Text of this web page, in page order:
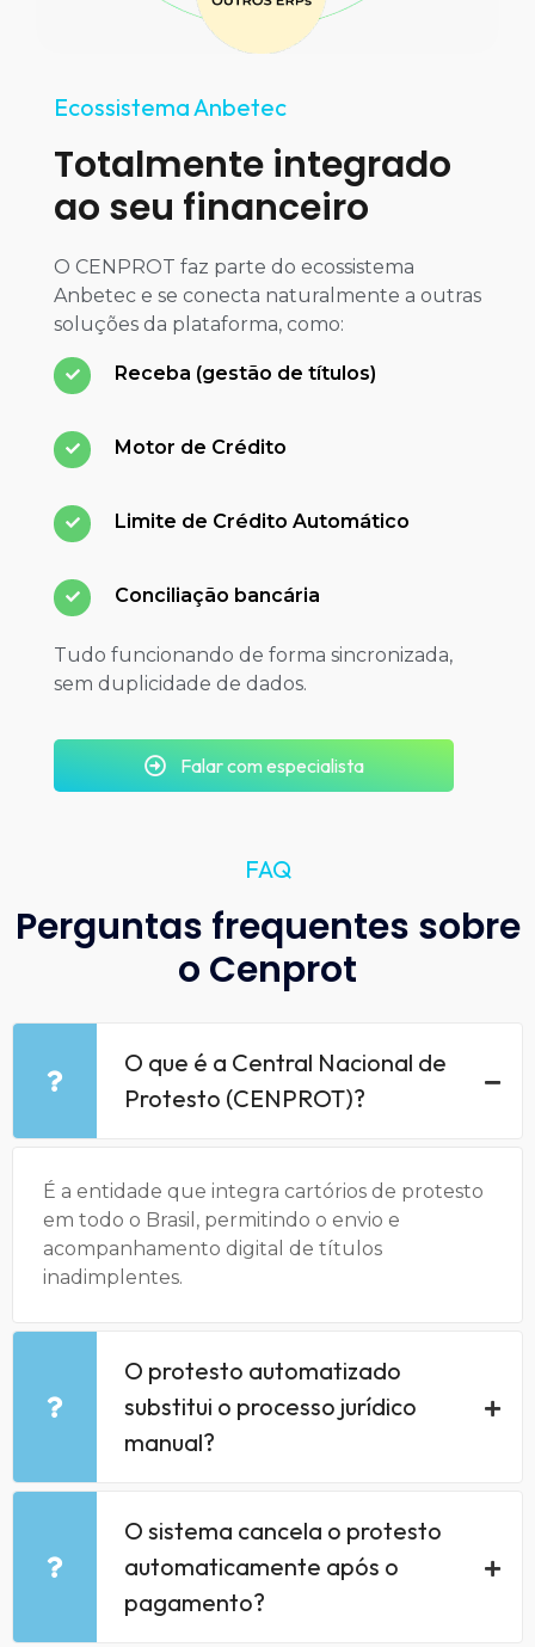
Ecossistema Anbetec
Totalmente integrado
ao seu financeiro
O CENPROT faz parte do ecossistema
Anbetec e se conecta naturalmente a outras
soluções da plataforma, como:
Receba (gestão de títulos)
Motor de Crédito
Limite de Crédito Automático
Conciliação bancária
Tudo funcionando de forma sincronizada,
sem duplicidade de dados.
Falar com especialista
FAQ
Perguntas frequentes sobre
o Cenprot
O que é a Central Nacional de
Protesto (CENPROT)?
É a entidade que integra cartórios de protesto
em todo o Brasil, permitindo o envio e
acompanhamento digital de títulos
inadimplentes.
O protesto automatizado
substitui o processo jurídico
manual?
O sistema cancela o protesto
automaticamente após o
pagamento?